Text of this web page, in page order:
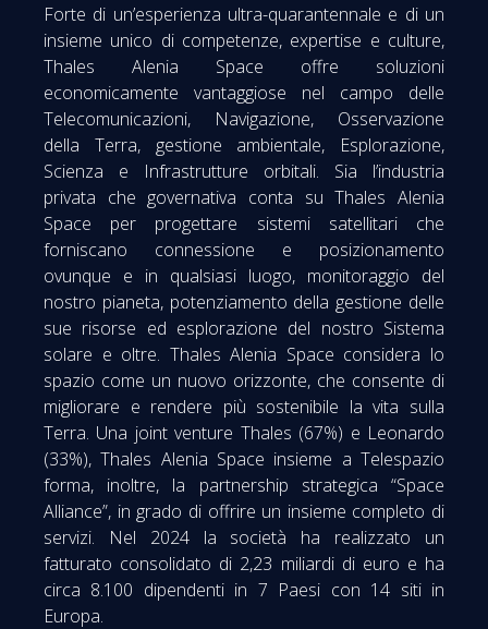
Forte di un’esperienza ultra-quarantennale e di un
insieme unico di competenze, expertise e culture,
Thales Alenia Space offre soluzioni
economicamente vantaggiose nel campo delle
Telecomunicazioni, Navigazione, Osservazione
della Terra, gestione ambientale, Esplorazione,
Scienza e Infrastrutture orbitali. Sia l’industria
privata che governativa conta su Thales Alenia
Space per progettare sistemi satellitari che
forniscano connessione e posizionamento
ovunque e in qualsiasi luogo, monitoraggio del
nostro pianeta, potenziamento della gestione delle
sue risorse ed esplorazione del nostro Sistema
solare e oltre. Thales Alenia Space considera lo
spazio come un nuovo orizzonte, che consente di
migliorare e rendere più sostenibile la vita sulla
Terra. Una joint venture Thales (67%) e Leonardo
(33%), Thales Alenia Space insieme a Telespazio
forma, inoltre, la partnership strategica “Space
Alliance”, in grado di offrire un insieme completo di
servizi. Nel 2024 la società ha realizzato un
fatturato consolidato di 2,23 miliardi di euro e ha
circa 8.100 dipendenti in 7 Paesi con 14 siti in
Europa.